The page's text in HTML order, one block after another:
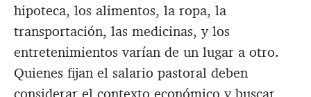
hipoteca, los alimentos, la ropa, la
transportación, las medicinas, y los
entretenimientos varían de un lugar a otro.
Quienes fijan el salario pastoral deben